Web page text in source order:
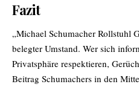
Fazit
„Michael Schumacher Rollstuhl
belegter Umstand. Wer sich
Privatsphäre respektieren,
Beitrag Schumachers in den